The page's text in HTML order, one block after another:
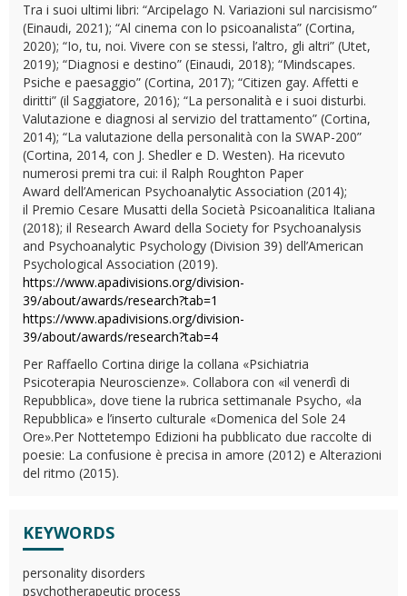
Tra i suoi ultimi libri: “Arcipelago N. Variazioni sul narcisismo”
(Einaudi, 2021); “Al cinema con lo psicoanalista” (Cortina,
2020); “Io, tu, noi. Vivere con se stessi, l’altro, gli altri” (Utet,
2019); “Diagnosi e destino” (Einaudi, 2018); “Mindscapes.
Psiche e paesaggio” (Cortina, 2017); “Citizen gay. Affetti e
diritti” (il Saggiatore, 2016); “La personalità e i suoi disturbi.
Valutazione e diagnosi al servizio del trattamento” (Cortina,
2014); “La valutazione della personalità con la SWAP-200”
(Cortina, 2014, con J. Shedler e D. Westen). Ha ricevuto
numerosi premi tra cui: il Ralph Roughton Paper
Award dell’American Psychoanalytic Association (2014);
il Premio Cesare Musatti della Società Psicoanalitica Italiana
(2018); il Research Award della Society for Psychoanalysis
and Psychoanalytic Psychology (Division 39) dell’American
Psychological Association (2019).
https://www.apadivisions.org/division-
39/about/awards/research?tab=1
https://www.apadivisions.org/division-
39/about/awards/research?tab=4
Per Raffaello Cortina dirige la collana «Psichiatria
Psicoterapia Neuroscienze». Collabora con «il venerdì di
Repubblica», dove tiene la rubrica settimanale Psycho, «la
Repubblica» e l’inserto culturale «Domenica del Sole 24
Ore».Per Nottetempo Edizioni ha pubblicato due raccolte di
poesie: La confusione è precisa in amore (2012) e Alterazioni
del ritmo (2015).
KEYWORDS
personality disorders
psychotherapeutic process